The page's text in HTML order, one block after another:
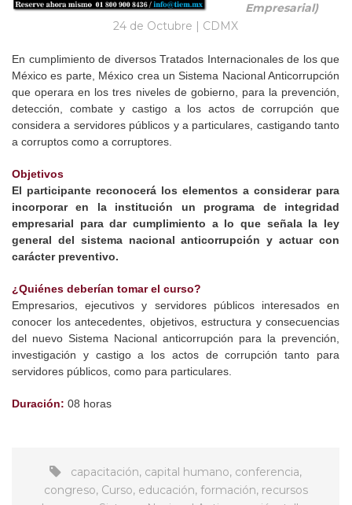
Empresarial)
24 de Octubre | CDMX
En cumplimiento de diversos Tratados Internacionales de los que
México es parte, México crea un Sistema Nacional Anticorrupción
que operara en los tres niveles de gobierno, para la prevención,
detección, combate y castigo a los actos de corrupción que
considera a servidores públicos y a particulares, castigando tanto
a corruptos como a corruptores.
Objetivos
El participante reconocerá los elementos a considerar para
incorporar en la institución un programa de integridad
empresarial para dar cumplimiento a lo que señala la ley
general del sistema nacional anticorrupción y actuar con
carácter preventivo.
¿Quiénes deberían tomar el curso?
Empresarios, ejecutivos y servidores públicos interesados en
conocer los antecedentes, objetivos, estructura y consecuencias
del nuevo Sistema Nacional anticorrupción para la prevención,
investigación y castigo a los actos de corrupción tanto para
servidores públicos, como para particulares.
Duración: 08 horas
capacitación, capital humano, conferencia,
congreso, Curso, educación, formación, recursos